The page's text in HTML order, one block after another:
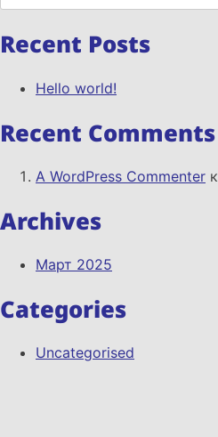
Recent Posts
Hello world!
Recent Comments
A WordPress Commenter к
Archives
Март 2025
Categories
Uncategorised